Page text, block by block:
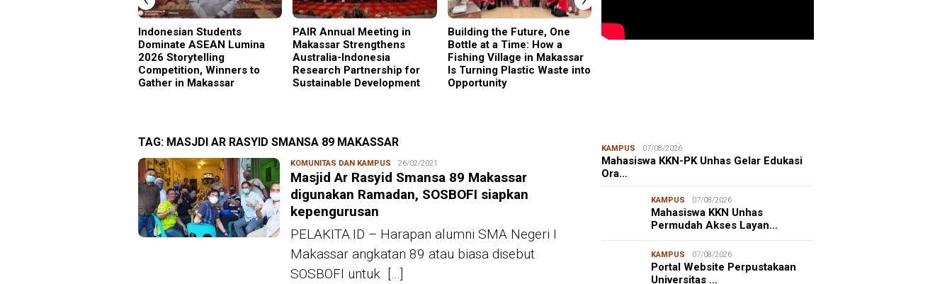
Indonesian Students
Dominate ASEAN Lumina
2026 Storytelling
Competition, Winners to
Gather in Makassar
PAIR Annual Meeting in
Makassar Strengthens
Australia-Indonesia
Research Partnership for
Sustainable Development
Building the Future, One
Bottle at a Time: How a
Fishing Village in Makassar
Is Turning Plastic Waste into
Opportunity
Why Cristiano Ronaldo
TAG: MASJDI AR RASYID SMANSA 89 MAKASSAR
KOMUNITAS DAN KAMPUS Redaksi
26/02/2021
Masjid Ar Rasyid Smansa 89 Makassar
digunakan Ramadan, SOSBOFI siapkan
kepengurusan
PELAKITA.ID – Harapan alumni SMA Negeri I
Makassar angkatan 89 atau biasa disebut
SOSBOFI untuk […]
KAMPUS 07/08/2026
Mahasiswa KKN-PK Unhas Gelar Edukasi
Ora…
KAMPUS 07/08/2026
Mahasiswa KKN Unhas
Permudah Akses Layan…
KAMPUS 07/08/2026
Portal Website Perpustakaan
Universitas …